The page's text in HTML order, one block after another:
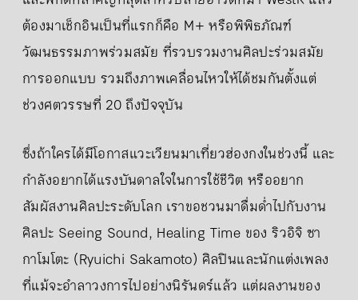
ต้องมาเช็กอินเป็นที่แรกก็คือ M+ หรือพิพิธภัณฑ์
วัฒนธรรมภาพร่วมสมัย ที่รวบรวมงานศิลปะร่วมสมัย
การออกแบบ รวมถึงภาพเคลื่อนไหวให้ได้ชมกันตั้งแต่
ช่วงศตวรรษที่ 20 ถึงปัจจุบัน
ซึ่งถ้าใครได้มีโอกาสแวะเวียนมาเที่ยวฮ่องกงในช่วงนี้ และ
กำลังอยากได้แรงบันดาลใจในการใช้ชีวิต หรืออยาก
สัมผัสงานศิลปะระดับโลก เราขอชวนมาดื่มด่ำไปกับงาน
ศิลปะ Seeing Sound, Healing Time ของ ริวอิจิ ซา
กาโมโตะ (Ryuichi Sakamoto) ศิลปินและนักแต่งเพลง
ที่แม้จะอำลาวงการไปอย่างนิรันดร์แล้ว แต่ผลงานของ